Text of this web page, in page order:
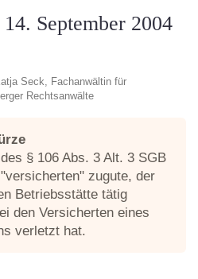
September 2004
Seck, Fachanwältin für
Rechtsanwälte
§ 106 Abs. 3 Alt. 3 SGB
zugute, der
Betriebsstätte tätig
den Versicherten eines
verletzt hat.